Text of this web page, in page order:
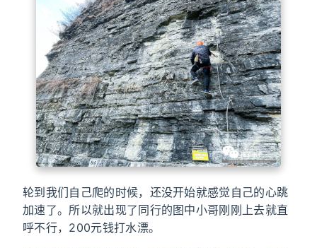
轮到我们自己爬的时候，还没开始就感觉自己的心跳
加速了。所以就出现了同行的图中小哥刚刚上去就直
呼不行，200元钱打水漂。